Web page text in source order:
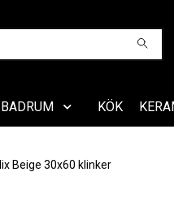
BADRUM KÖK
Beige 30x60 klinker